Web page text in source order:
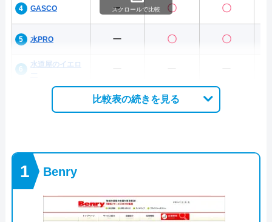
GASCO ー 〇 〇
水PRO ー 〇 〇
水道屋のイエロ
スクロールで比較
比較表の続きを見る
Benry